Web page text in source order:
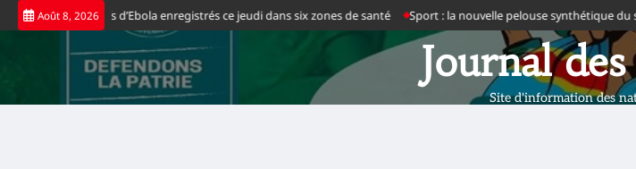
Skip
to
Août 8, 2026
cas positifs d’Ebola enregistrés ce jeudi dans six zones de santé Sport : la nouvelle pelouse synthétique du
Journal
Site d'information des